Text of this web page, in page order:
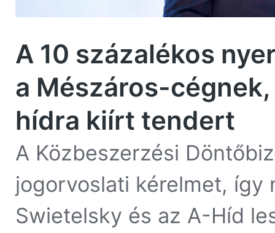
A 10 százalékos
a Mészáros-
hídra kiírt tendert
A Közbeszerzési
jogorvoslati kérelmet, így
Swietelsky és az A-Híd